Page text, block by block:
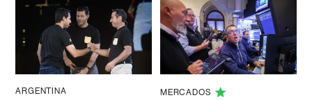
ARGENTINA MERCADOS